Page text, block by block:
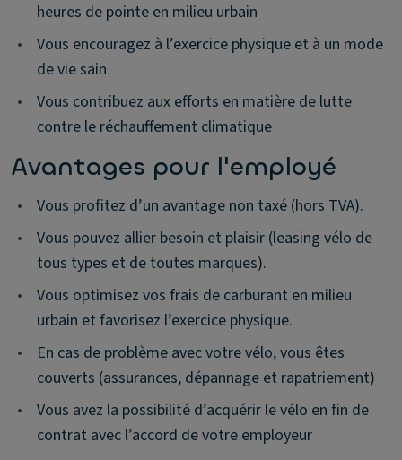
heures de pointe en milieu urbain
•
Vous encouragez à l’exercice physique et à un mode
de vie sain
•
Vous contribuez aux efforts en matière de lutte
contre le réchauffement climatique
Avantages pour l'employé
•
Vous profitez d’un avantage non taxé (hors TVA).
•
Vous pouvez allier besoin et plaisir (leasing vélo de
tous types et de toutes marques).
•
Vous optimisez vos frais de carburant en milieu
urbain et favorisez l’exercice physique.
•
En cas de problème avec votre vélo, vous êtes
couverts (assurances, dépannage et rapatriement)
•
Vous avez la possibilité d’acquérir le vélo en fin de
contrat avec l’accord de votre employeur